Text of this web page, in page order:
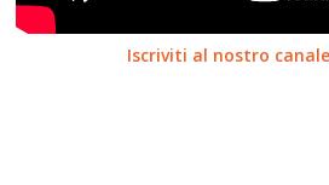
Iscriviti al nostro